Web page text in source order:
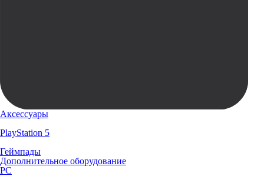
Аксессуары
PlayStation 5
Геймпады
Дополнительное оборудование
PC